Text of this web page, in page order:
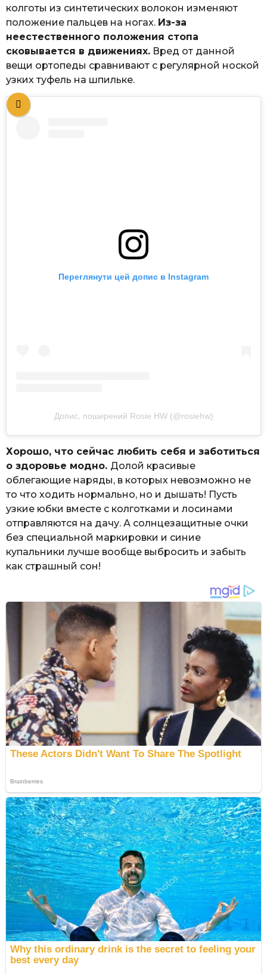
колготы из синтетических волокон изменяют
положение пальцев на ногах. Из-за
неестественного положения стопа
сковывается в движениях. Вред от данной
вещи ортопеды сравнивают с регулярной ноской
узких туфель на шпильке.
Переглянути цей допис в Instagram
Допис, поширений Rosie HW (@rosiehw)
Хорошо, что сейчас любить себя и заботиться
о здоровье модно. Долой красивые
облегающие наряды, в которых невозможно не
то что ходить нормально, но и дышать! Пусть
узкие юбки вместе с колготками и лосинами
отправляются на дачу. А солнцезащитные очки
без специальной маркировки и синие
купальники лучше вообще выбросить и забыть
как страшный сон!